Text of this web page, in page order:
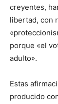
creyentes,
libertad, con
porque «el
adulto».
Estas
producido